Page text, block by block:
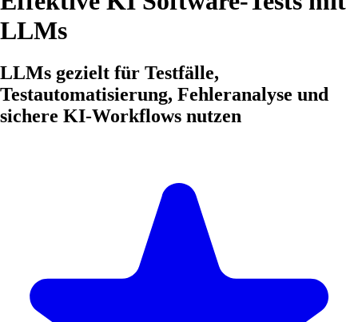
LLMs
LLMs gezielt für Testfälle,
Testautomatisierung, Fehleranalyse und
sichere KI-Workflows nutzen